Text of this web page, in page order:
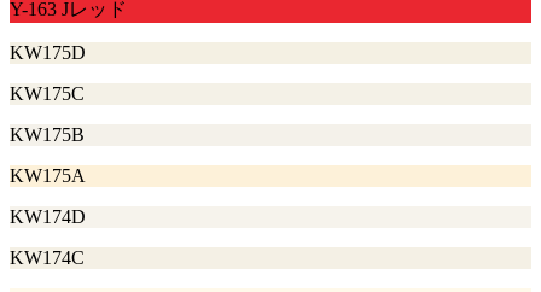
Y-163 Jレッド
KW175D
KW175C
KW175B
KW175A
KW174D
KW174C